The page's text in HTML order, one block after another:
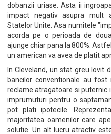
dobanzii uriase. Asta ii
impact negativ asupra mult
Statelor Unite. Asa numitele
acorda pe o perioada de
ajunge chiar pana la 800%.
un american va avea de platit
In Cleveland, un stat greu lovit
bancilor conventionale au
reclame atragatoare si puternic
imprumuturi pentru o
pot plati ipotecile.
majoritatea oamenilor care
solutie. Un alt lucru atractiv